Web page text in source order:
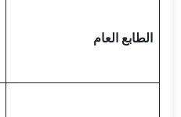
الطابع العام